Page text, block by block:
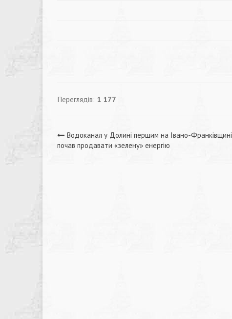
Переглядів: 1 177
Навігація
Водоканал у Долині першим на Івано-Франківщині
почав продавати «зелену» енергію